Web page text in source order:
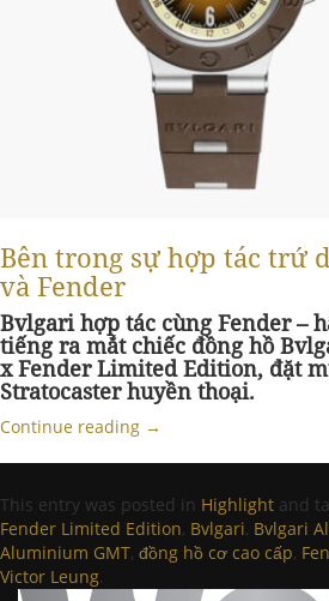
Bên trong sự hợp tác trứ
và Fender
Bvlgari hợp tác cùng Fender –
tiếng ra mắt chiếc đồng hồ
x Fender Limited Edition, đặt
Stratocaster huyền thoại.
Continue reading →
This entry was posted in Highlight and
Fender Limited Edition, Bvlgari, Bvlgari
Aluminium GMT, đồng hồ cơ cao cấp,
Victor Leung.